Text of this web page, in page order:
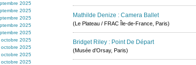
2025
2025
2025
2025
2025
octobre 2025
octobre 2025
octobre 2025
octobre 2025
Mathilde Denize : Camera Ballet
(Le Plateau / FRAC Île-de-France, Paris)
Bridget Riley : Point De Départ
(Musée d’Orsay, Paris)